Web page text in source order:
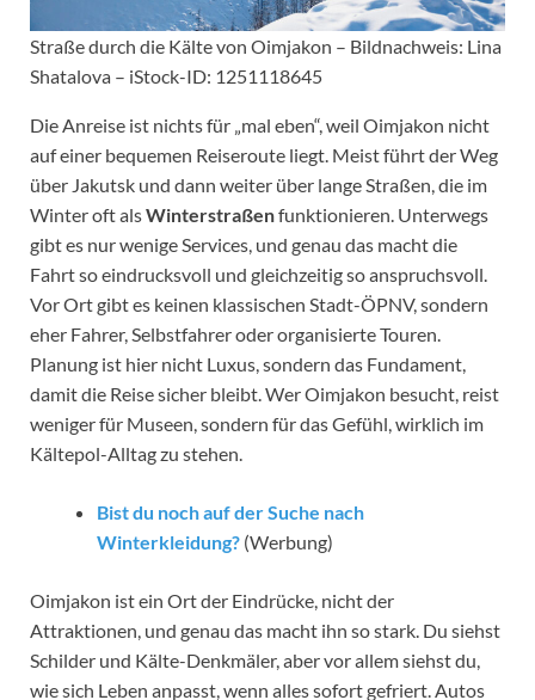
Straße durch die Kälte von Oimjakon – Bildnachweis: Lina
Shatalova – iStock-ID: 1251118645
Die Anreise ist nichts für „mal eben“, weil Oimjakon nicht
auf einer bequemen Reiseroute liegt. Meist führt der Weg
über Jakutsk und dann weiter über lange Straßen, die im
Winter oft alsWinterstraßenfunktionieren. Unterwegs
gibt es nur wenige Services, und genau das macht die
Fahrt so eindrucksvoll und gleichzeitig so anspruchsvoll.
Vor Ort gibt es keinen klassischen Stadt-ÖPNV, sondern
eher Fahrer, Selbstfahrer oder organisierte Touren.
Planung ist hier nicht Luxus, sondern das Fundament,
damit die Reise sicher bleibt. Wer Oimjakon besucht, reist
weniger für Museen, sondern für das Gefühl, wirklich im
Kältepol-Alltag zu stehen.
Bist du noch auf der Suche nach
Winterkleidung? (Werbung)
Oimjakon ist ein Ort der Eindrücke, nicht der
Attraktionen, und genau das macht ihn so stark. Du siehst
Schilder und Kälte-Denkmäler, aber vor allem siehst du,
wie sich Leben anpasst, wenn alles sofort gefriert. Autos